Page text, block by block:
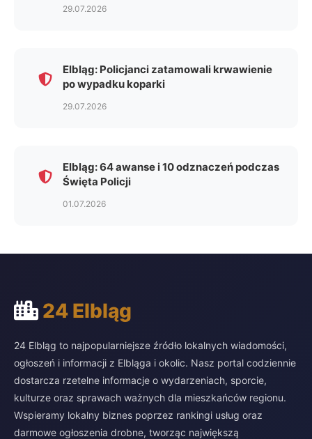
29.07.2026
Elbląg: Policjanci zatamowali krwawienie
po wypadku koparki
29.07.2026
Elbląg: 64 awanse i 10 odznaczeń podczas
Święta Policji
01.07.2026
24 Elbląg
24 Elbląg to najpopularniejsze źródło lokalnych wiadomości,
ogłoszeń i informacji z Elbląga i okolic. Nasz portal codziennie
dostarcza rzetelne informacje o wydarzeniach, sporcie,
kulturze oraz sprawach ważnych dla mieszkańców regionu.
Wspieramy lokalny biznes poprzez rankingi usług oraz
darmowe ogłoszenia drobne, tworząc największą